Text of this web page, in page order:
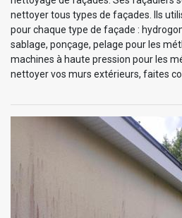
nettoyer tous types de façades. Ils
pour chaque type de façade :
sablage, ponçage, pelage pour les
machines à haute pression pour les
nettoyer vos murs extérieurs, faites